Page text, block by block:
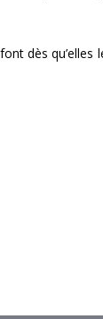
dès qu’elles